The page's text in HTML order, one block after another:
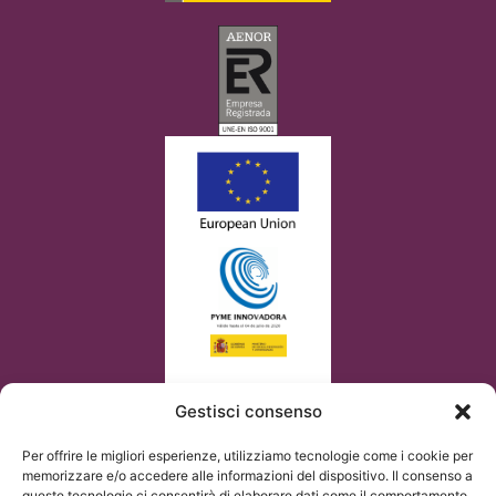
Gestisci consenso
Per offrire le migliori esperienze, utilizziamo tecnologie come i cookie per
memorizzare e/o accedere alle informazioni del dispositivo. Il consenso a